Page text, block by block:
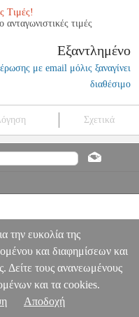
Τιμές!
τιμές
Εξαντλημένο
με email μόλις ξαναγίνει
διαθέσιμο
Σχετικά
LEVELLERS
την ευκολία της
και διαφημίσεων και
Δείτε τους ανανεωμένους
και τα cookies.
Αποδοχή